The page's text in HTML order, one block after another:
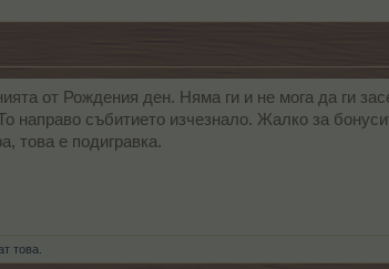
от Рождения ден. Няма ги и не мога да ги
направо събитието изчезнало. Жалко за
това е подигравка.
това.